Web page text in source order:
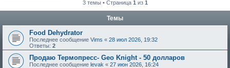
3 темы • Страница 1 из 1
Темы
Food Dehydrator
Последнее сообщение Vims « 28 июл 2026, 19:32
Ответы: 2
Продаю Термопресс- Geo Knight - 50 долларов
Последнее сообщение levak « 27 июн 2026, 16:24